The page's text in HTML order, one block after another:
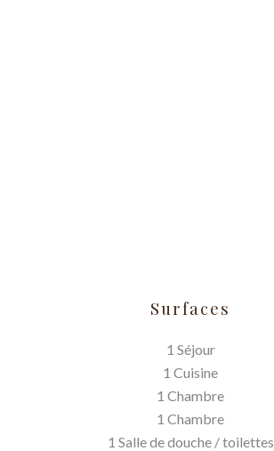
Surfaces
1 Séjour
1 Cuisine
1 Chambre
1 Chambre
1 Salle de douche / toilettes